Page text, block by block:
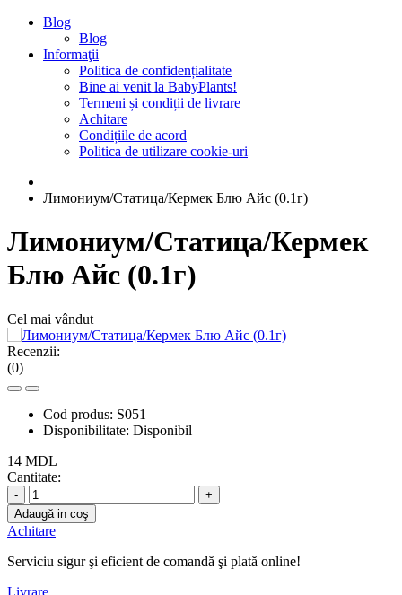
Blog
Blog
Informaţii
Politica de confidențialitate
Bine ai venit la BabyPlants!
Termeni și condiții de livrare
Achitare
Condițiile de acord
Politica de utilizare cookie-uri
Лимониум/Статица/Кермек Блю Айс (0.1г)
Лимониум/Статица/Кермек
Блю Айс (0.1г)
Cel mai vândut
Recenzii:
(0)
Cod produs: S051
Disponibilitate: Disponibil
14 MDL
Cantitate:
-
+
Adaugă in coş
Achitare
Serviciu sigur şi eficient de comandă şi plată online!
Livrare